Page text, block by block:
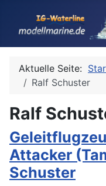
Aktuelle Seite:
Ralf Schuster
Ralf
Attacker
Schuster